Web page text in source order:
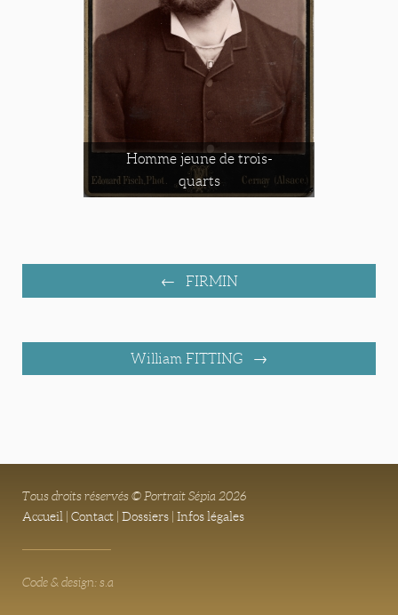
Homme jeune de trois-
quarts
FIRMIN
William FITTING
Tous droits réservés © Portrait Sépia 2026
Accueil Contact Dossiers Infos légales
Code & design: s.a